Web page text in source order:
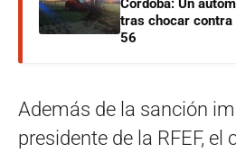
Córdoba: Un
tras chocar contra
56
Además de la sanción
presidente de la RFEF, el